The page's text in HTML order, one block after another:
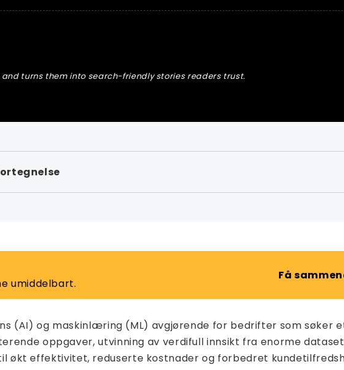
turns them into search-friendly stories readers trust.
umiddelbart.
Få
(AI) og maskinlæring (ML) avgjørende for bedrifter som søker
oppgaver, utvinning av verdifull innsikt fra enorme
økt effektivitet, reduserte kostnader og forbedret